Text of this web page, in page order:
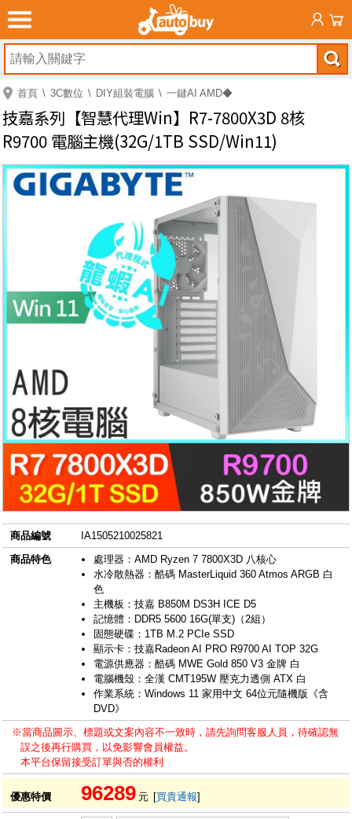
首頁 3C數位 DIY組裝電腦 一鍵AI AMD◆
技嘉系列【智慧代理Win】R7-7800X3D 8核
R9700 電腦主機(32G/1TB SSD/Win11)
商品編號
IA1505210025821
商品特色
處理器：AMD Ryzen 7 7800X3D 八核心
水冷散熱器：酷碼 MasterLiquid 360 Atmos ARGB 白
色
主機板：技嘉 B850M DS3H ICE D5
記憶體：DDR5 5600 16G(單支)（2組）
固態硬碟：1TB M.2 PCIe SSD
顯示卡：技嘉Radeon AI PRO R9700 AI TOP 32G
電源供應器：酷碼 MWE Gold 850 V3 金牌 白
電腦機殼：全漢 CMT195W 壓克力透側 ATX 白
作業系統：Windows 11 家用中文 64位元隨機版《含
DVD》
※當商品圖示、標題或文案內容不一致時，請先詢問客服人員，待確認無
誤之後再行購買，以免影響會員權益。
本平台保留接受訂單與否的權利
優惠特價 96289 元 [買貴通報]